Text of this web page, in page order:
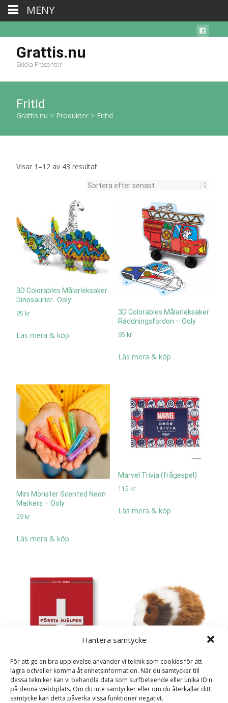
Hantera samtycke
För att ge en bra upplevelse använder vi teknik som cookies för att
lagra och/eller komma åt enhetsinformation. När du samtycker till
dessa tekniker kan vi behandla data som surfbeteende eller unika ID:n
på denna webbplats. Om du inte samtycker eller om du återkallar ditt
samtycke kan detta påverka vissa funktioner negativt.
Grattis.nu
Skicka Presenter
Fritid
Grattis.nu > Produkter > Fritid
Visar 1–12 av 43 resultatSortera
senaste
3D Colorables Målarleksaker
Dinosaurier- Ooly
95 kr
Läs mera & köp
3D Colorables Målarleksaker
Räddningsfordon – Ooly
95 kr
Läs mera & köp
Mini Monster Scented Neon
Markers – Ooly
29 kr
Läs mera & köp
Marvel Trivia (frågespel)
115 kr
Läs mera & köp
Bok “Alltid redo – Första
Marsvin – WWF
(Världsnaturfonden)
275kr
MENY